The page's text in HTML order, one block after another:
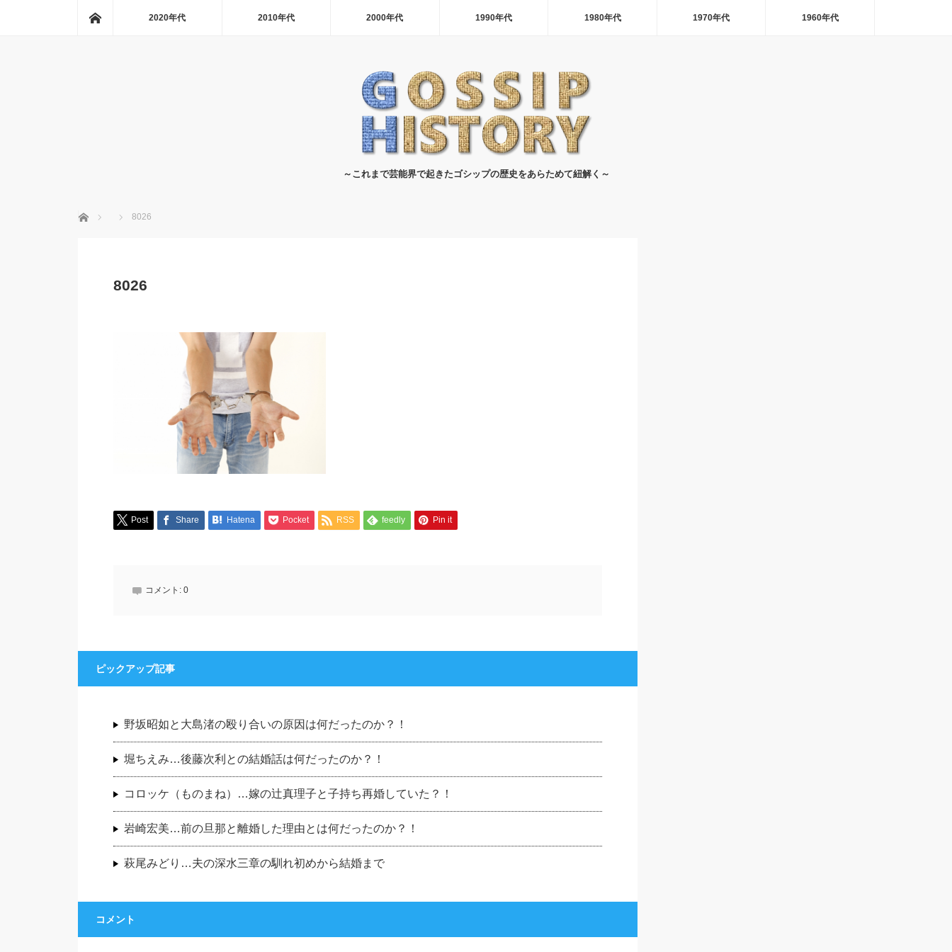
2020年代 2010年代 2000年代 1990年代 1980年代 1970年代 1960年代
～これまで芸能界で起きたゴシップの歴史をあらためて紐解く～
ホーム 8026
8026
Post Share Hatena Pocket RSS feedly Pin it
コメント: 0
ピックアップ記事
野坂昭如と大島渚の殴り合いの原因は何だったのか？！
堀ちえみ…後藤次利との結婚話は何だったのか？！
コロッケ（ものまね）…嫁の辻真理子と子持ち再婚していた？！
岩崎宏美…前の旦那と離婚した理由とは何だったのか？！
萩尾みどり…夫の深水三章の馴れ初めから結婚まで
コメント